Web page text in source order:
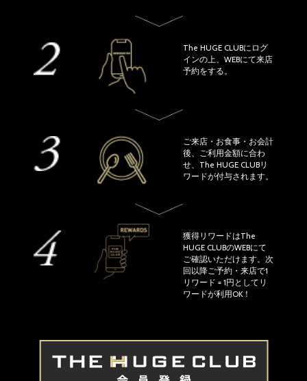
The HUGE CLUBにログ
インの上、WEBにて来店
予約をする。
ご来店・お食事・お会計
後、ご利用金額に合わ
せ、The HUGE CLUBリ
ワードが付与されます。
獲得リワードはThe
HUGE CLUBのWEBにて
ご確認いただけます。次
回以降ご予約・来店で1
リワード = 1円としてリ
ワードが利用OK！